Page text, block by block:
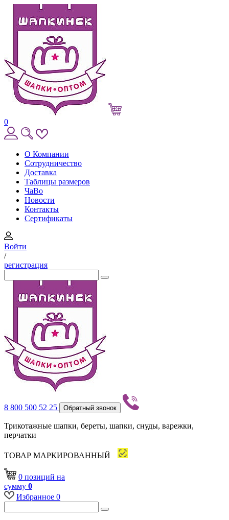
0
О Компании
Сотрудничество
Доставка
Таблицы размеров
ЧаВо
Новости
Контакты
Сертификаты
Войти
/
регистрация
8 800 500 52 25 Обратный звонок
Трикотажные шапки, береты, шапки, снуды, варежки,
перчатки
ТОВАР МАРКИРОВАННЫЙ
0 позиций на
сумму 0
Избранное 0